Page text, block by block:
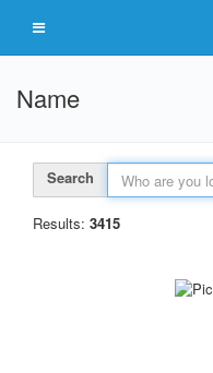
Name
Search
Results: 3415